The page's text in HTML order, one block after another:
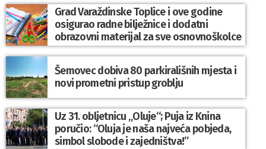
Grad Varaždinske Toplice i ove godine
osigurao radne bilježnice i dodatni
obrazovni materijal za sve osnovnoškolce
Šemovec dobiva 80 parkirališnih mjesta i
novi prometni pristup groblju
Uz 31. obljetnicu „Oluje“; Puja iz Knina
poručio: “Oluja je naša najveća pobjeda,
simbol slobode i zajedništva!”